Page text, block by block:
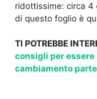
ridottissime: circa 4
di questo foglio è
TI POTREBBE
consigli per
cambiamento